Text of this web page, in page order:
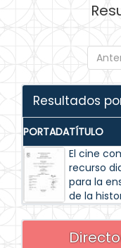
Resultados
PORTADATÍTULO
El cine
recurso
para la
de la